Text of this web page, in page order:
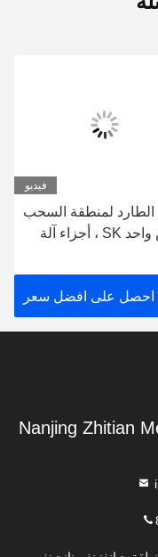
فيديو
العكسي ، عناصر
الطارد ، تصميم قص
احصل على افضل سعر
Nanjing Zhitian